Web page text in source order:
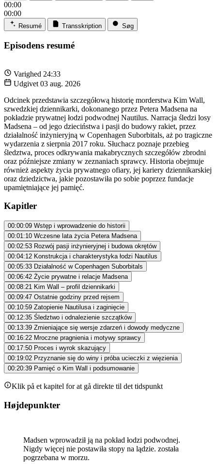
00:00
00:00
Resumé Transskription Søg
Episodens resumé
Varighed 24:33
Udgivet 03 aug. 2026
Odcinek przedstawia szczegółową historię morderstwa Kim Wall,
szwedzkiej dziennikarki, dokonanego przez Petera Madsena na
pokładzie prywatnej łodzi podwodnej Nautilus. Narracja śledzi losy
Madsena – od jego dzieciństwa i pasji do budowy rakiet, przez
działalność inżynieryjną w Copenhagen Suborbitals, aż po tragiczne
wydarzenia z sierpnia 2017 roku. Słuchacz poznaje przebieg
śledztwa, proces odkrywania makabrycznych szczegółów zbrodni
oraz późniejsze zmiany w zeznaniach sprawcy. Historia obejmuje
również aspekty życia prywatnego ofiary, jej kariery dziennikarskiej
oraz dziedzictwa, jakie pozostawiła po sobie poprzez fundacje
upamiętniające jej pamięć.
Kapitler
00:00:09 Wstęp i wprowadzenie do historii
00:01:10 Wczesne lata życia Petera Madsena
00:02:53 Rozwój pasji inżynieryjnej i budowa okrętów
00:04:12 Konstrukcja i charakterystyka łodzi Nautilus
00:05:33 Działalność w Copenhagen Suborbitals
00:06:42 Życie prywatne i relacje Madsena
00:08:21 Kim Wall – profil dziennikarki
00:09:47 Ostatnie godziny przed rejsem
00:10:59 Zatopienie Nautilusa i zaginięcie
00:12:35 Śledztwo i odnalezienie szczątków
00:13:39 Zmieniające się wersje zdarzeń i dowody medyczne
00:16:22 Mroczne pragnienia i motywy sprawcy
00:17:50 Proces i wyrok skazujący
00:19:02 Przyznanie się do winy i próba ucieczki z więzienia
00:20:39 Pamięć o Kim Wall i podsumowanie
Klik på et kapitel for at gå direkte til det tidspunkt
Højdepunkter
Madsen wprowadził ją na pokład łodzi podwodnej.
Nigdy więcej nie postawiła stopy na lądzie. została
pogrzebana w morzu.